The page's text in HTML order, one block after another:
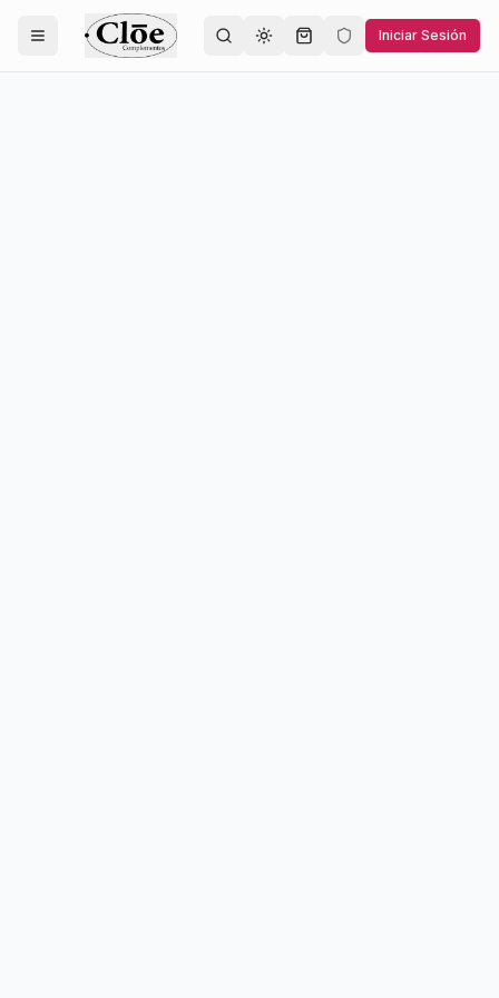
Toggle theme Iniciar Sesión